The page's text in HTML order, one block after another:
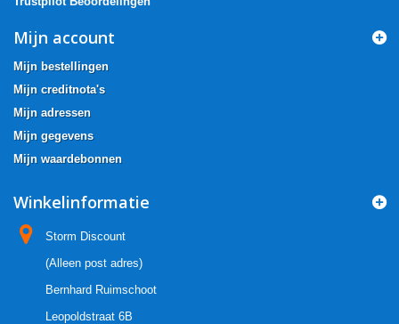
Mijn account
Mijn bestellingen
Mijn creditnota's
Mijn adressen
Mijn gegevens
Mijn waardebonnen
Winkelinformatie
Storm Discount
(Alleen post adres)
Bernhard Ruimschoot
Leopoldstraat 6B